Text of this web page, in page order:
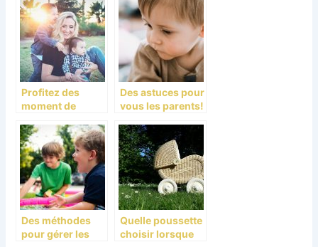
Profitez des
moment de
petit!
Des astuces pour
vous les parents!
Des méthodes
pour gérer les
Quelle poussette
choisir lorsque